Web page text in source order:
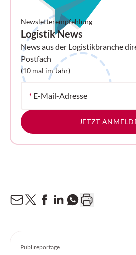
Newsletterempfehlung
Logistik News
News aus der Logistikbranche
Postfach
(10 mal im Jahr)
* E-Mail-Adresse
JETZT
Publireportage